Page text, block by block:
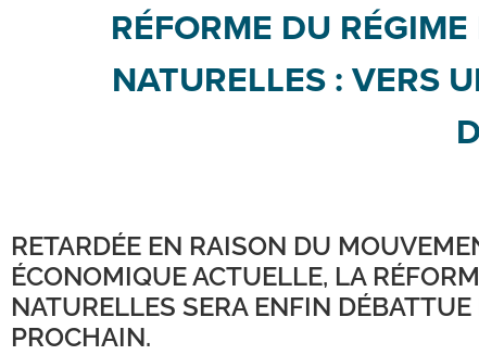
RÉFORME DU
NATURELLES : VERS
RETARDÉE EN RAISON DU
ÉCONOMIQUE ACTUELLE, LA
NATURELLES SERA ENFIN
PROCHAIN.